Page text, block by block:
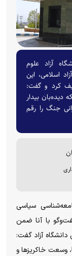
آزاد علوم
اسلامی، این
کرد و گفت:
دیده‌بان بیدار
جنگ را رقم
سیاسی
با آنا ضمن
آزاد گفت:
وسعت خاکریز‌ها و